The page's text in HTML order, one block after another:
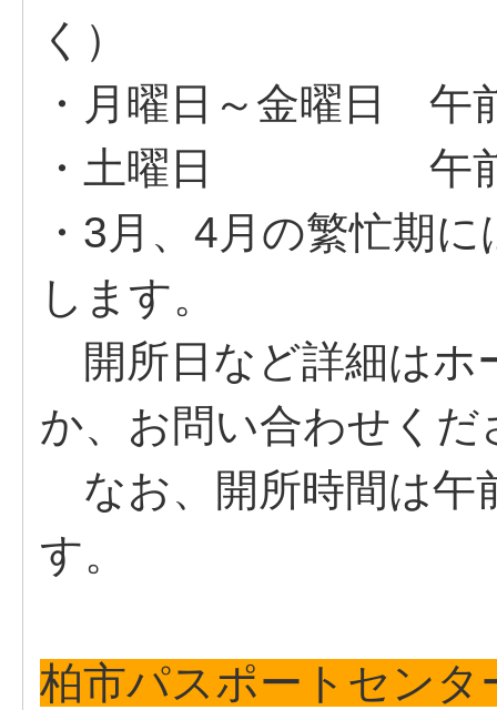
く）
・月曜日～金曜日 午
・土曜日 午前9
・3月、4月の繁忙期
します。
開所日など詳細はホ
か、お問い合わせくだ
なお、開所時間は午
す。
柏市パスポートセンタ